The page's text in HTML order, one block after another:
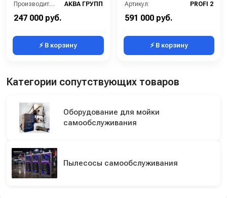
Производитель:
АКВА ГРУПП
247 000 руб.
⚡ В корзину
Артикул:
PROFI 2
591 000 руб.
⚡ В корзину
Категории сопутствующих товаров
Оборудование для мойки
самообслуживания
Пылесосы самообслуживания